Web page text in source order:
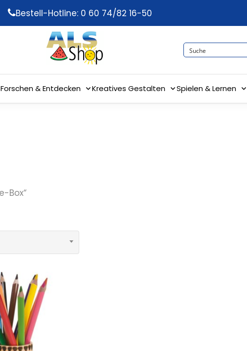
Bestell-Hotline: 0 60 74/82 16-50
Forschen & Entdecken Kreatives Gestalten Spielen & Lernen
Box“